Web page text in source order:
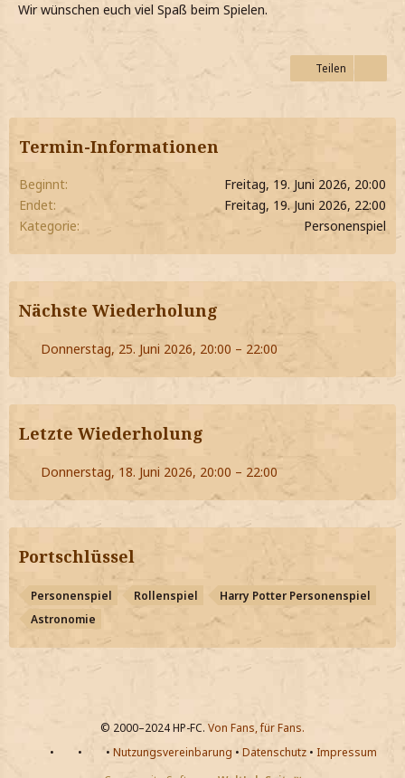
Wir wünschen euch viel Spaß beim Spielen.
Teilen
Termin-Informationen
Beginnt
Freitag, 19. Juni 2026, 20:00
Endet
Freitag, 19. Juni 2026, 22:00
Kategorie
Personenspiel
Nächste Wiederholung
Donnerstag, 25. Juni 2026, 20:00 – 22:00
Letzte Wiederholung
Donnerstag, 18. Juni 2026, 20:00 – 22:00
Portschlüssel
Personenspiel Rollenspiel
Harry Potter Personenspiel
Astronomie
© 2000–2024 HP-FC. Von Fans, für Fans.
•
• • Nutzungsvereinbarung • Datenschutz• Impressum